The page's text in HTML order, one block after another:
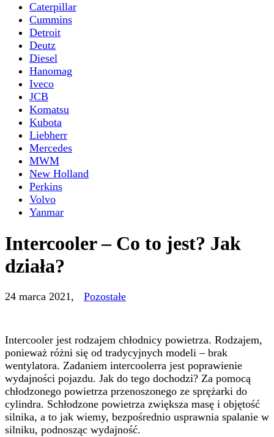
Caterpillar
Cummins
Detroit
Deutz
Diesel
Hanomag
Iveco
JCB
Komatsu
Kubota
Liebherr
Mercedes
MWM
New Holland
Perkins
Volvo
Yanmar
Intercooler – Co to jest? Jak
działa?
24 marca 2021, Pozostałe
Intercooler jest rodzajem chłodnicy powietrza. Rodzajem,
ponieważ różni się od tradycyjnych modeli – brak
wentylatora. Zadaniem intercoolerra jest poprawienie
wydajności pojazdu. Jak do tego dochodzi? Za pomocą
chłodzonego powietrza przenoszonego ze sprężarki do
cylindra. Schłodzone powietrza zwiększa masę i objętość
silnika, a to jak wiemy, bezpośrednio usprawnia spalanie w
silniku, podnosząc wydajność.